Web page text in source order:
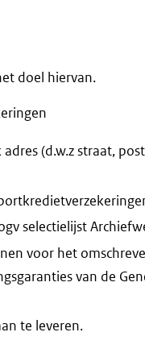
doel hiervan.
(d.w.z straat,
selectielijst
voor het
van de
te leveren.